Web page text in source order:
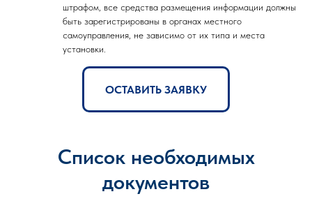
штрафом, все средства размещения информации должны
быть зарегистрированы в органах местного
самоуправления, не зависимо от их типа и места
установки.
ОСТАВИТЬ ЗАЯВКУ
Список необходимых
документов